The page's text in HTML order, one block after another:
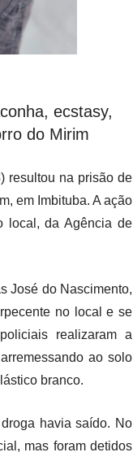
ecstasy,
do Mirim
resultou na prisão de
em Imbituba. A ação
local, da Agência de
José do Nascimento,
no local e se
realizaram a
ao solo
branco.
havia saído. No
mas foram detidos